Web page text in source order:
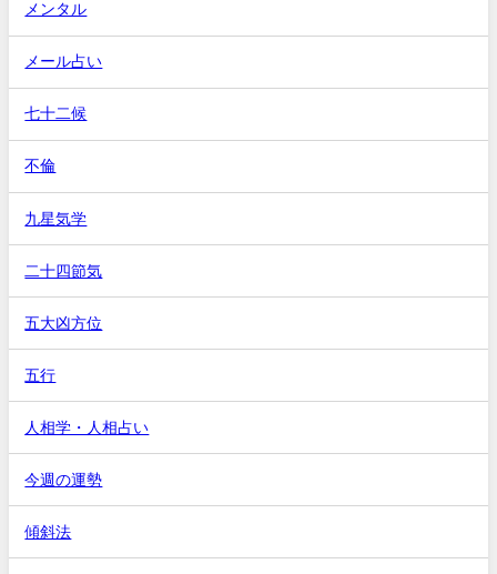
メンタル
メール占い
七十二候
不倫
九星気学
二十四節気
五大凶方位
五行
人相学・人相占い
今週の運勢
傾斜法